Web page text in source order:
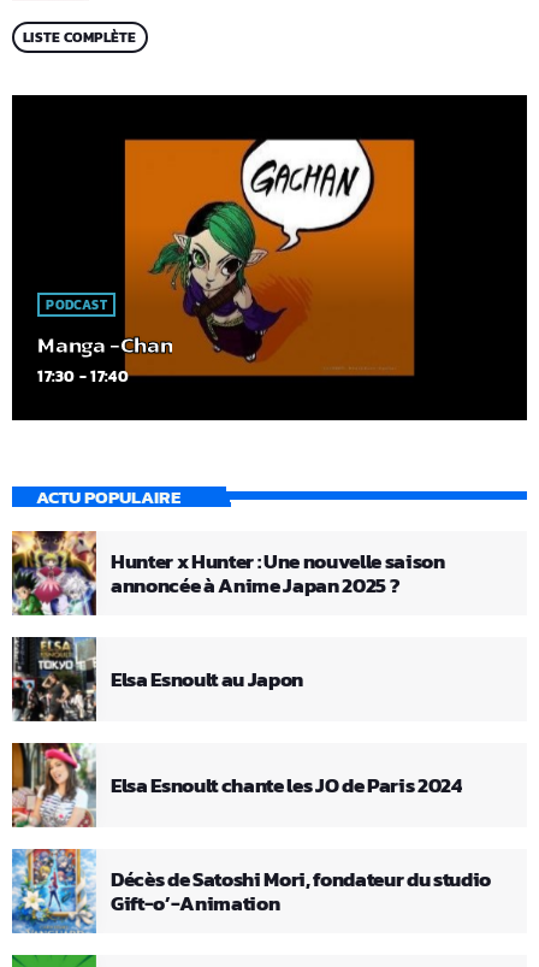
LISTE COMPLÈTE
PODCAST
Manga -Chan
17:30 - 17:40
ACTU POPULAIRE
Hunter x Hunter : Une nouvelle saison
annoncée à Anime Japan 2025 ?
Elsa Esnoult au Japon
Elsa Esnoult chante les JO de Paris 2024
Décès de Satoshi Mori, fondateur du studio
Gift-o’-Animation